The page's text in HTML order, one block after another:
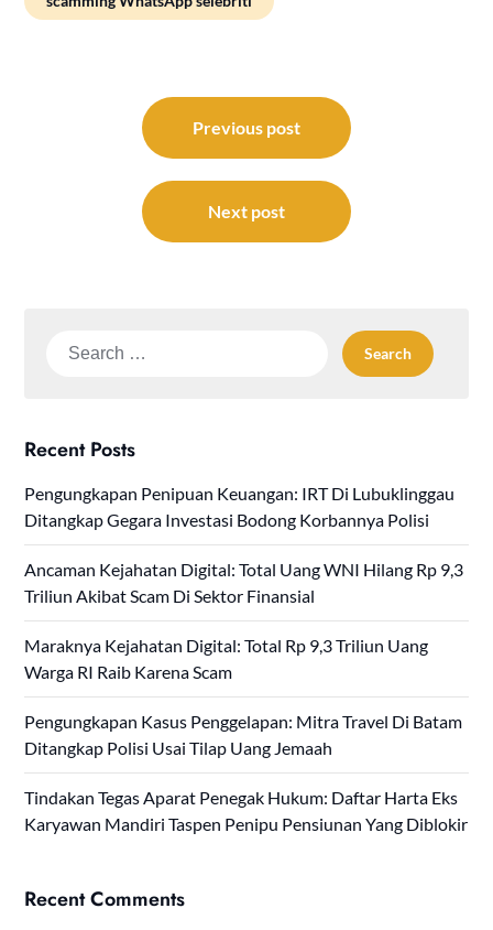
navigation
Previous post
Next post
Search
Recent Posts
Pengungkapan Penipuan Keuangan: IRT Di Lubuklinggau
Ditangkap Gegara Investasi Bodong Korbannya Polisi
Ancaman Kejahatan Digital: Total Uang WNI Hilang Rp 9,3
Triliun Akibat Scam Di Sektor Finansial
Maraknya Kejahatan Digital: Total Rp 9,3 Triliun Uang
Warga RI Raib Karena Scam
Pengungkapan Kasus Penggelapan: Mitra Travel Di Batam
Ditangkap Polisi Usai Tilap Uang Jemaah
Tindakan Tegas Aparat Penegak Hukum: Daftar Harta Eks
Karyawan Mandiri Taspen Penipu Pensiunan Yang Diblokir
Recent Comments